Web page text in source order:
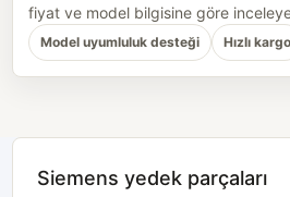
fiyat ve model bilgisine göre
Model uyumluluk desteği Hızlı kargo
Siemens yedek parçaları